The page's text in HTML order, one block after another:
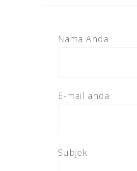
Nama Anda
E-mail anda
Subjek